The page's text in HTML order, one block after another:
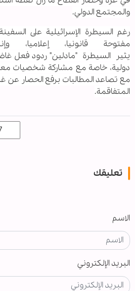
والمجتمع الدولي.
رغم السيطرة الإسرائيلية على
مفتوحة قانونيا، إعلاميا،
يثير السيطرة "مادلين" ردود فعل
دولية، خاصة مع مشاركة شخصيات
مع تصاعد المطالبات برفع الحصار عن
المتفاقمة.
تعليقك
الاسم
البريد الإلكتروني